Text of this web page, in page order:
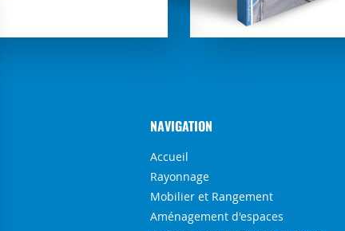
NAVIGATION
Accueil
Rayonnage
Mobilier et Rangement
Aménagement d'espaces